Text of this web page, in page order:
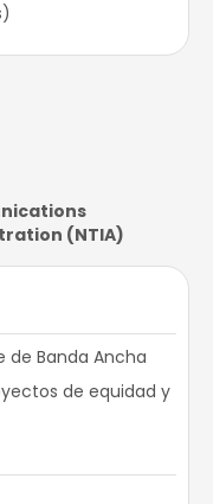
(NTIA)​
de Banda Ancha
de equidad y